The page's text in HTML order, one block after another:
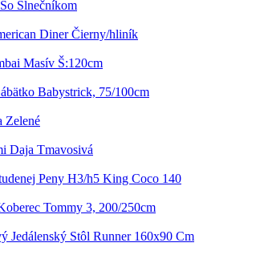
Slnečníkom
Diner Čierny/hliník
Masív Š:120cm
Babystrick, 75/100cm
Zelené
Daja Tmavosivá
Peny H3/h5 King Coco 140
Tommy 3, 200/250cm
Jedálenský Stôl Runner 160x90 Cm